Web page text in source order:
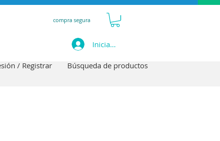
compra segura
Iniciar sesión
/ Registrar Búsqueda de productos